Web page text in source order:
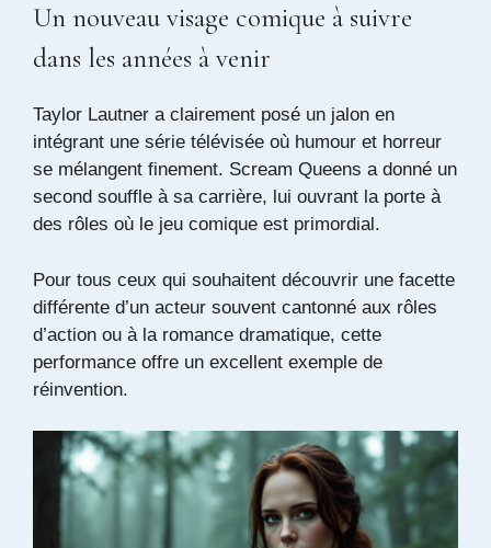
Un nouveau visage comique à suivre
dans les années à venir
Taylor Lautner a clairement posé un jalon en
intégrant une série télévisée où humour et horreur
se mélangent finement. Scream Queens a donné un
second souffle à sa carrière, lui ouvrant la porte à
des rôles où le jeu comique est primordial.
Pour tous ceux qui souhaitent découvrir une facette
différente d’un acteur souvent cantonné aux rôles
d’action ou à la romance dramatique, cette
performance offre un excellent exemple de
réinvention.